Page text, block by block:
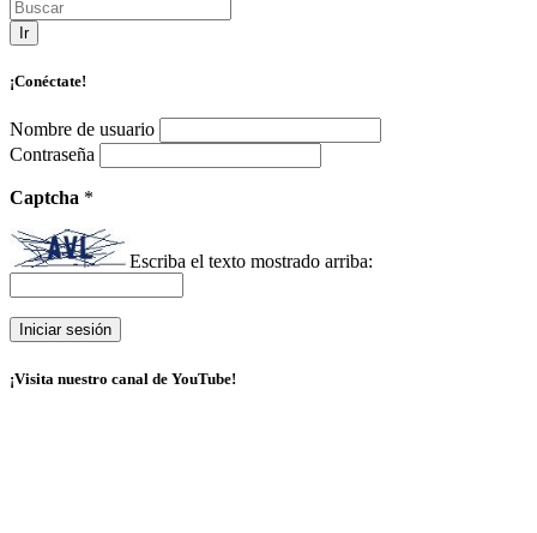
Ir
¡Conéctate!
Nombre de usuario
Contraseña
Captcha *
Escriba el texto mostrado arriba:
¡Visita nuestro canal de YouTube!